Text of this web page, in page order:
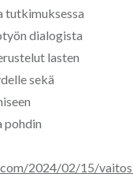
tutkimuksessa
dialogista
lasten
sekä
pohdin
2024/02/15/